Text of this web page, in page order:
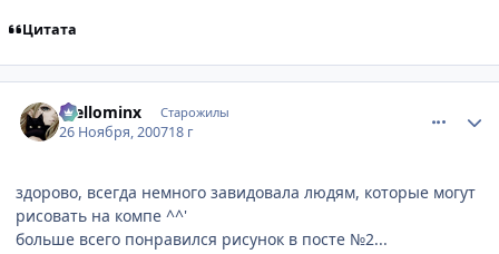
Цитата
mellominx Старожилы
26 Ноября, 200718 г
здорово, всегда немного завидовала людям, которые могут
рисовать на компе ^^'
больше всего понравился рисунок в посте №2...